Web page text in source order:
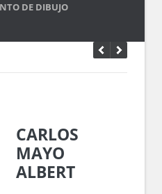
DE DIBUJO
CARLOS
MAYO
ALBERT